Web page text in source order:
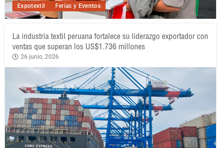
Expotextil Ferias y Eventos
La industria textil peruana fortalece su liderazgo exportador con
ventas que superan los US$1.736 millones
26 junio, 2026